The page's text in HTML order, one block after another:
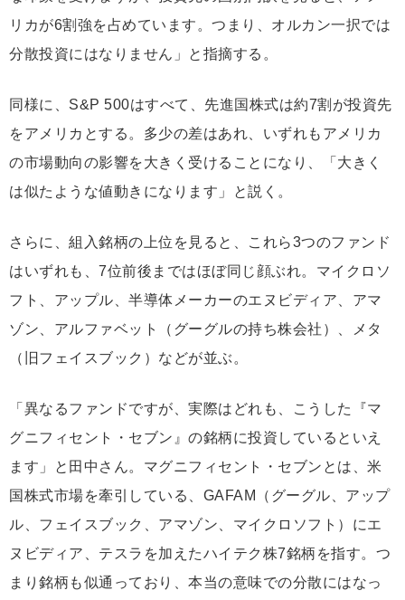
リカが6割強を占めています。つまり、オルカン一択では
分散投資にはなりません」と指摘する。
同様に、S&P 500はすべて、先進国株式は約7割が投資先
をアメリカとする。多少の差はあれ、いずれもアメリカ
の市場動向の影響を大きく受けることになり、「大きく
は似たような値動きになります」と説く。
さらに、組入銘柄の上位を見ると、これら3つのファンド
はいずれも、7位前後まではほぼ同じ顔ぶれ。マイクロソ
フト、アップル、半導体メーカーのエヌビディア、アマ
ゾン、アルファベット（グーグルの持ち株会社）、メタ
（旧フェイスブック）などが並ぶ。
「異なるファンドですが、実際はどれも、こうした『マ
グニフィセント・セブン』の銘柄に投資しているといえ
ます」と田中さん。マグニフィセント・セブンとは、米
国株式市場を牽引している、GAFAM（グーグル、アップ
ル、フェイスブック、アマゾン、マイクロソフト）にエ
ヌビディア、テスラを加えたハイテク株7銘柄を指す。つ
まり銘柄も似通っており、本当の意味での分散にはなっ